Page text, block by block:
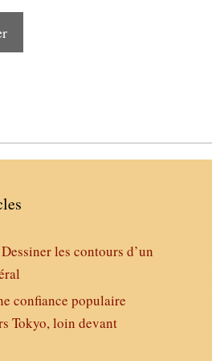
les contours d’un
confiance populaire
Tokyo, loin devant